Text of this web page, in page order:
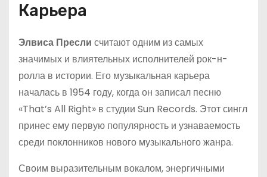
Карьера
Элвиса Пресли считают одним из самых
значимых и влиятельных исполнителей рок-н-
ролла в истории. Его музыкальная карьера
началась в 1954 году, когда он записал песню
«That’s All Right» в студии Sun Records. Этот сингл
принес ему первую популярность и узнаваемость
среди поклонников нового музыкального жанра.
Своим выразительным вокалом, энергичными